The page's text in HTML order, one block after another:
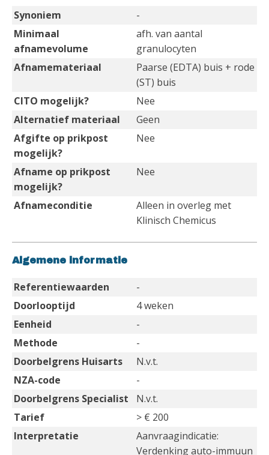
Synoniem
-
Minimaal
afnamevolume
afh. van aantal
granulocyten
Afnamemateriaal
Paarse (EDTA) buis + rode
(ST) buis
CITO mogelijk?
Nee
Alternatief materiaal
Geen
Afgifte op prikpost
mogelijk?
Nee
Afname op prikpost
mogelijk?
Nee
Afnameconditie
Alleen in overleg met
Klinisch Chemicus
Algemene informatie
Referentiewaarden
-
Doorlooptijd
4 weken
Eenheid
-
Methode
-
Doorbelgrens Huisarts
N.v.t.
NZA-code
-
Doorbelgrens Specialist
N.v.t.
Tarief
> € 200
Interpretatie
Aanvraagindicatie:
Verdenking auto-immuun